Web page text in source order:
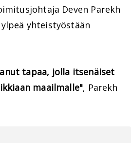
Deven Parekh
yhteistyöstään
tapaa, jolla itsenäiset
maailmalle", Parekh